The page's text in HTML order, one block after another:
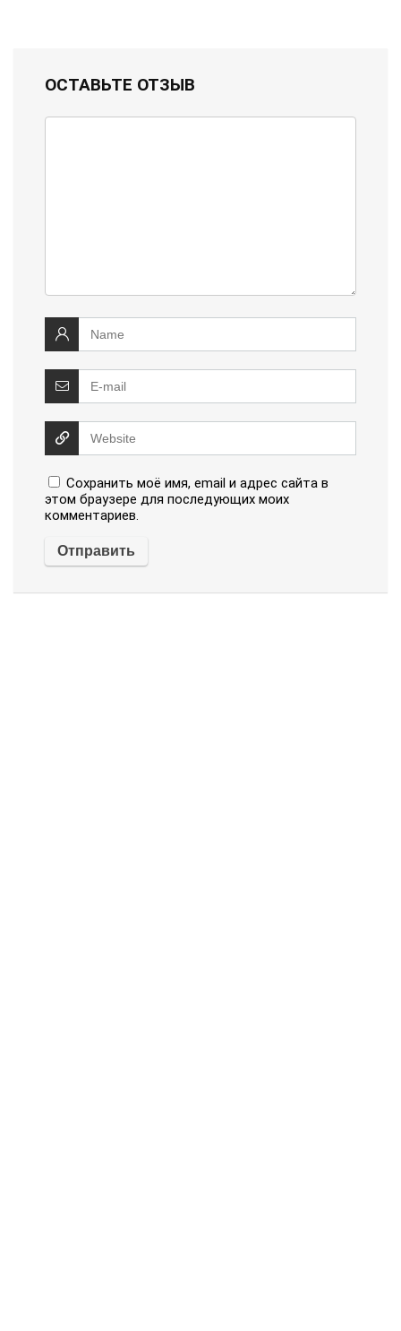
ОСТАВЬТЕ ОТЗЫВ
Сохранить моё имя, email и адрес сайта в
этом браузере для последующих моих
комментариев.